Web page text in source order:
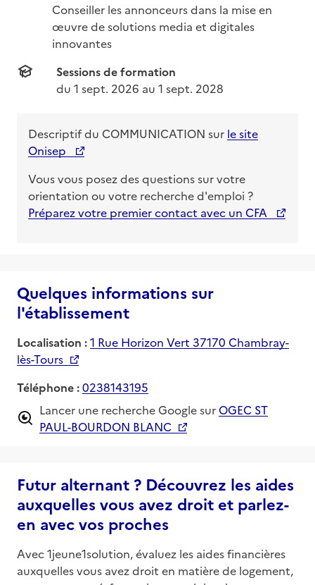
Conseiller les annonceurs dans la mise en
œuvre de solutions media et digitales
innovantes
Sessions de formation
du 1 sept. 2026 au 1 sept. 2028
Descriptif du COMMUNICATION sur le site
Onisep
Vous vous posez des questions sur votre
orientation ou votre recherche d'emploi ?
Préparez votre premier contact avec un CFA
Quelques informations sur
l'établissement
Localisation :1 Rue Horizon Vert 37170 Chambray-
lès-Tours
Téléphone :0238143195
Lancer une recherche Google surOGEC ST
PAUL-BOURDON BLANC
Futur alternant ? Découvrez les aides
auxquelles vous avez droit et parlez-
en avec vos proches
Avec 1jeune1solution, évaluez les aides financières
auxquelles vous avez droit en matière de logement,